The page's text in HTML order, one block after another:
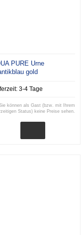
PURE Urne
gold
3-4 Tage
können als Gast (bzw. mit Ihrem
Status) keine Preise sehen.